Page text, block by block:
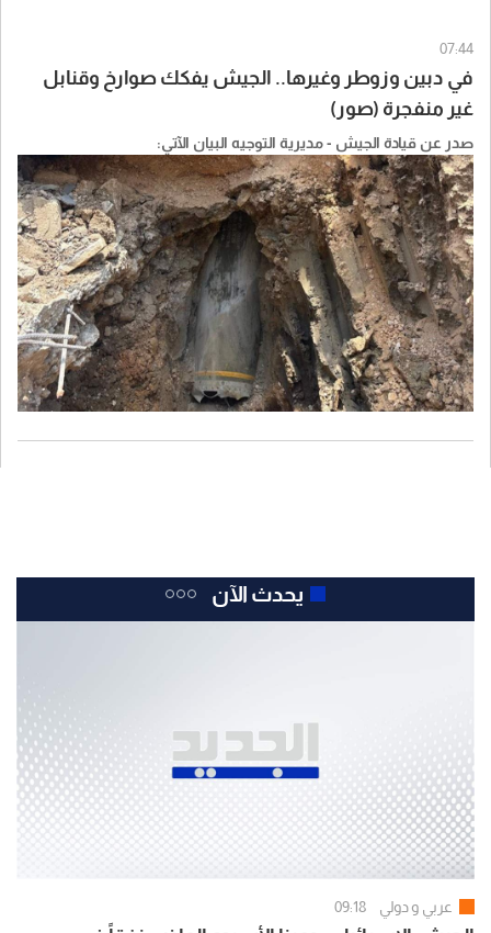
07:44
في دبين وزوطر وغيرها.. الجيش يفكك صوارخ وقنابل
غير منفجرة (صور)
صدر عن قيادة الجيش - مديرية التوجيه البيان الآتي:
يحدث الآن
عربي و دولي 09:18